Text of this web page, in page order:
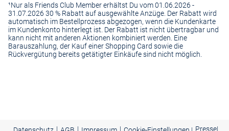
¹Nur als Friends Club Member erhältst Du vom 01.06.2026 -
31.07.2026 30 % Rabatt auf ausgewählte Anzüge. Der Rabatt wird
automatisch im Bestellprozess abgezogen, wenn die Kundenkarte
im Kundenkonto hinterlegt ist. Der Rabatt ist nicht übertragbar und
kann nicht mit anderen Aktionen kombiniert werden. Eine
Barauszahlung, der Kauf einer Shopping Card sowie die
Rückvergütung bereits getätigter Einkäufe sind nicht möglich.
| | | Presse|